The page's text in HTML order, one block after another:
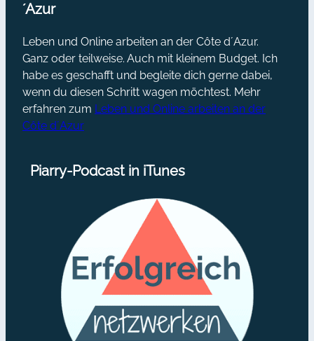
´Azur
Leben und Online arbeiten an der Côte d´Azur.
Ganz oder teilweise. Auch mit kleinem Budget. Ich
habe es geschafft und begleite dich gerne dabei,
wenn du diesen Schritt wagen möchtest. Mehr
erfahren zum Leben und Online arbeiten an der
Côte d´Azur
Piarry-Podcast in iTunes